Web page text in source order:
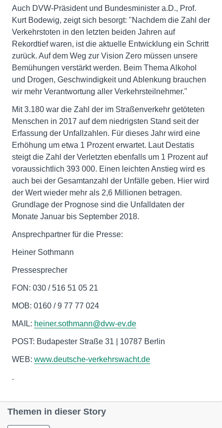
Auch DVW-Präsident und Bundesminister a.D., Prof.
Kurt Bodewig, zeigt sich besorgt: "Nachdem die Zahl der
Verkehrstoten in den letzten beiden Jahren auf
Rekordtief waren, ist die aktuelle Entwicklung ein Schritt
zurück. Auf dem Weg zur Vision Zero müssen unsere
Bemühungen verstärkt werden. Beim Thema Alkohol
und Drogen, Geschwindigkeit und Ablenkung brauchen
wir mehr Verantwortung aller Verkehrsteilnehmer."
Mit 3.180 war die Zahl der im Straßenverkehr getöteten
Menschen in 2017 auf dem niedrigsten Stand seit der
Erfassung der Unfallzahlen. Für dieses Jahr wird eine
Erhöhung um etwa 1 Prozent erwartet. Laut Destatis
steigt die Zahl der Verletzten ebenfalls um 1 Prozent auf
voraussichtlich 393 000. Einen leichten Anstieg wird es
auch bei der Gesamtanzahl der Unfälle geben. Hier wird
der Wert wieder mehr als 2,6 Millionen betragen.
Grundlage der Prognose sind die Unfalldaten der
Monate Januar bis September 2018.
Ansprechpartner für die Presse:
Heiner Sothmann
Pressesprecher
FON: 030 / 516 51 05 21
MOB: 0160 / 9 77 77 024
MAIL: heiner.sothmann@dvw-ev.de
POST: Budapester Straße 31 | 10787 Berlin
WEB: www.deutsche-verkehrswacht.de
.
Themen in dieser Story